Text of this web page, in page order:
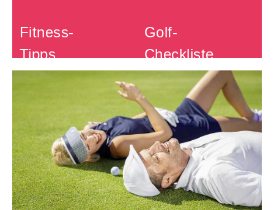
Fitness-
Tipps
Golf-
Checkliste